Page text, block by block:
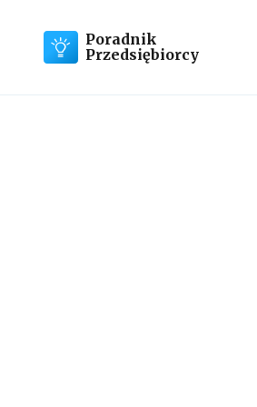
Poradnik
Przedsiębiorcy